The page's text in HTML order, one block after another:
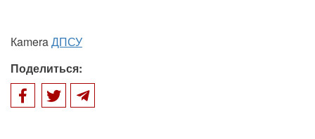
КameraДПСУ
Поделиться: